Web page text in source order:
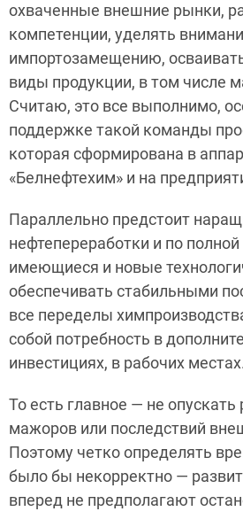
охваченные внешние рынки,
компетенции, уделять
импортозамещению,
виды продукции, в том числе
Считаю, это все выполнимо,
поддержке такой команды
которая сформирована в
«Белнефтехим» и на
Параллельно предстоит
нефтепереработки и по
имеющиеся и новые
обеспечивать стабильными
все переделы
собой потребность в
инвестициях, в рабочих местах.
То есть главное — не опускать
мажоров или последствий
Поэтому четко определять
было бы некорректно —
вперед не предполагают